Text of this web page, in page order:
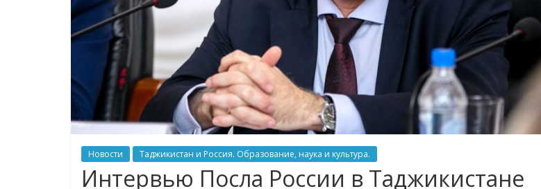
Новости Таджикистан и Россия. Образование, наука и культура.
Интервью Посла России в Таджикистане